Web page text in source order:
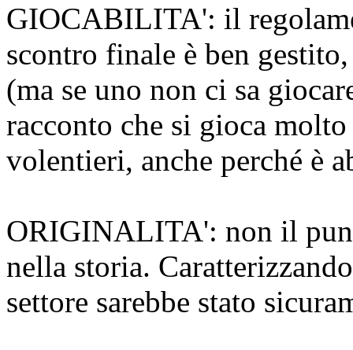
GIOCABILITA': il
scontro finale è ben
(ma se uno non ci sa
racconto che si gioca
volentieri, anche perché è
ORIGINALITA': non il
nella storia.
settore sarebbe stato